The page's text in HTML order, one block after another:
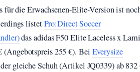
die Erwachsenen-Elite-Version ist
listetPro:Direct Soccer
das adidas F50 Elite Laceless x
(Angebotspreis 255 €). Bei Everysize
gleiche Schuh (Artikel JQ0339) ab 832